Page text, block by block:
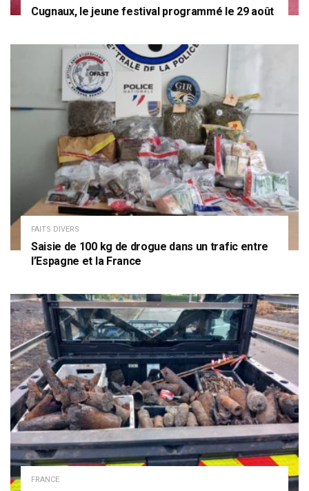
Cugnaux, le jeune festival programmé le 29 août
FAITS DIVERS
Saisie de 100 kg de drogue dans un trafic entre
l’Espagne et la France
FRANCE